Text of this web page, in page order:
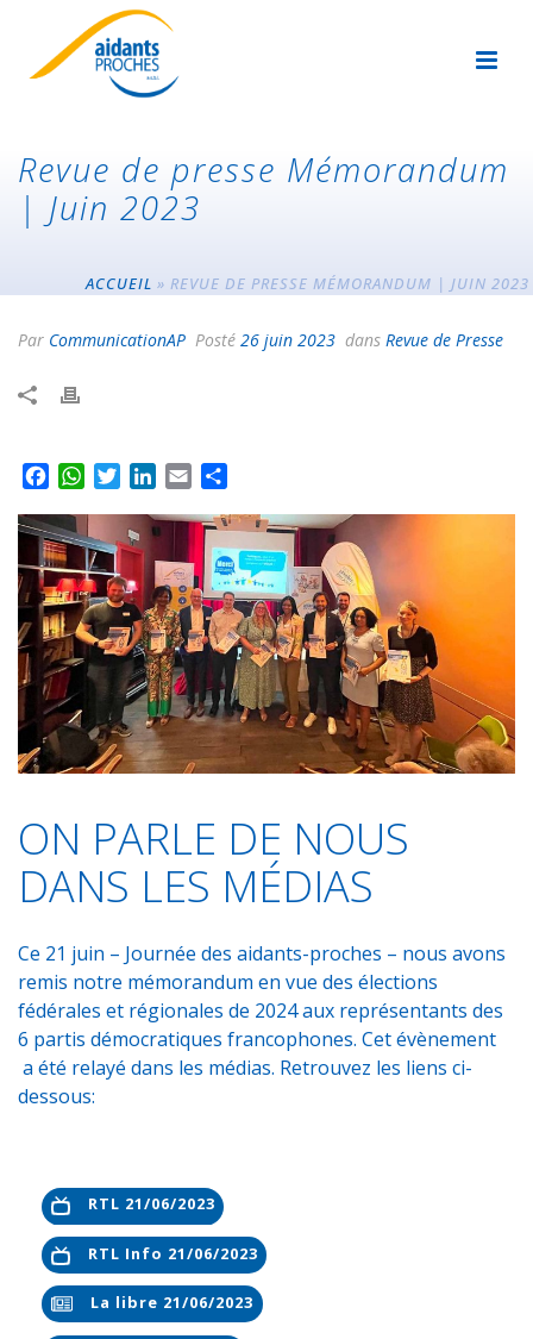
Revue de presse Mémorandum
| Juin 2023
ACCUEIL » REVUE DE PRESSE MÉMORANDUM | JUIN 2023
Par CommunicationAP Posté 26 juin 2023 dans Revue de Presse
c
e
b
o
o
k
W
a
t
s
A
p
p
t
t
e
r
n
k
e
d
I
n
a
i
l
r
t
a
g
e
r
ON PARLE DE NOUS
DANS LES MÉDIAS
Ce 21 juin – Journée des aidants-proches – nous avons
remis notre mémorandum en vue des élections
fédérales et régionales de 2024 aux représentants des
6 partis démocratiques francophones. Cet évènement
a été relayé dans les médias. Retrouvez les liens ci-
dessous:
RTL 21/06/2023
RTL Info 21/06/2023
La libre 21/06/2023